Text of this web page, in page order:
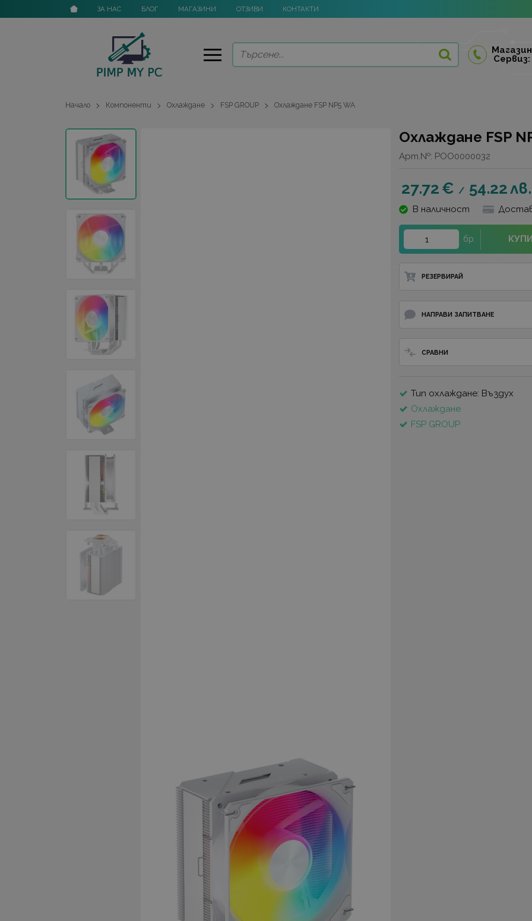
ЗА НАС БЛОГ МАГАЗИНИ ОТЗИВИ КОНТАКТИ
Начало Компоненти Охлаждане FSP GROUP Охлаждане FSP NP5 WA
Охлаждане FSP
Арт.№: POO0000032
27.72€ / 54.22лв.
В наличност
бр. КУПИ
РЕЗЕРВИРАЙ
НАПРАВИ ЗАПИТВАНЕ
СРАВНИ
Тип охлаждане: Въздух
Охлаждане
FSP GROUP